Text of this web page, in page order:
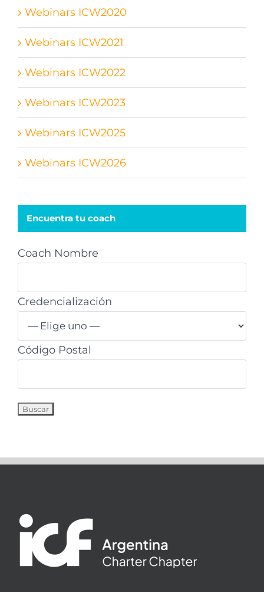
Webinars ICW2020
Webinars ICW2021
Webinars ICW2022
Webinars ICW2023
Webinars ICW2025
Webinars ICW2026
Encuentra tu coach
Coach Nombre
Credencialización
Código Postal